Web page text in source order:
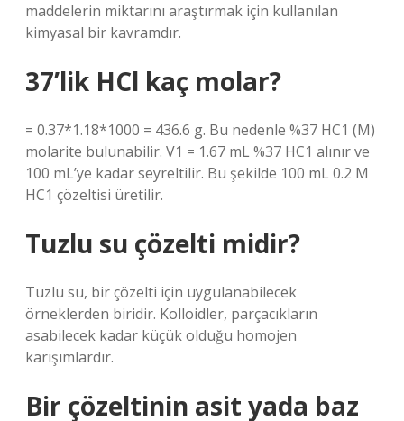
maddelerin miktarını araştırmak için kullanılan
kimyasal bir kavramdır.
37’lik HCl kaç molar?
= 0.37*1.18*1000 = 436.6 g. Bu nedenle %37 HC1 (M)
molarite bulunabilir. V1 = 1.67 mL %37 HC1 alınır ve
100 mL’ye kadar seyreltilir. Bu şekilde 100 mL 0.2 M
HC1 çözeltisi üretilir.
Tuzlu su çözelti midir?
Tuzlu su, bir çözelti için uygulanabilecek
örneklerden biridir. Kolloidler, parçacıkların
asabilecek kadar küçük olduğu homojen
karışımlardır.
Bir çözeltinin asit yada baz